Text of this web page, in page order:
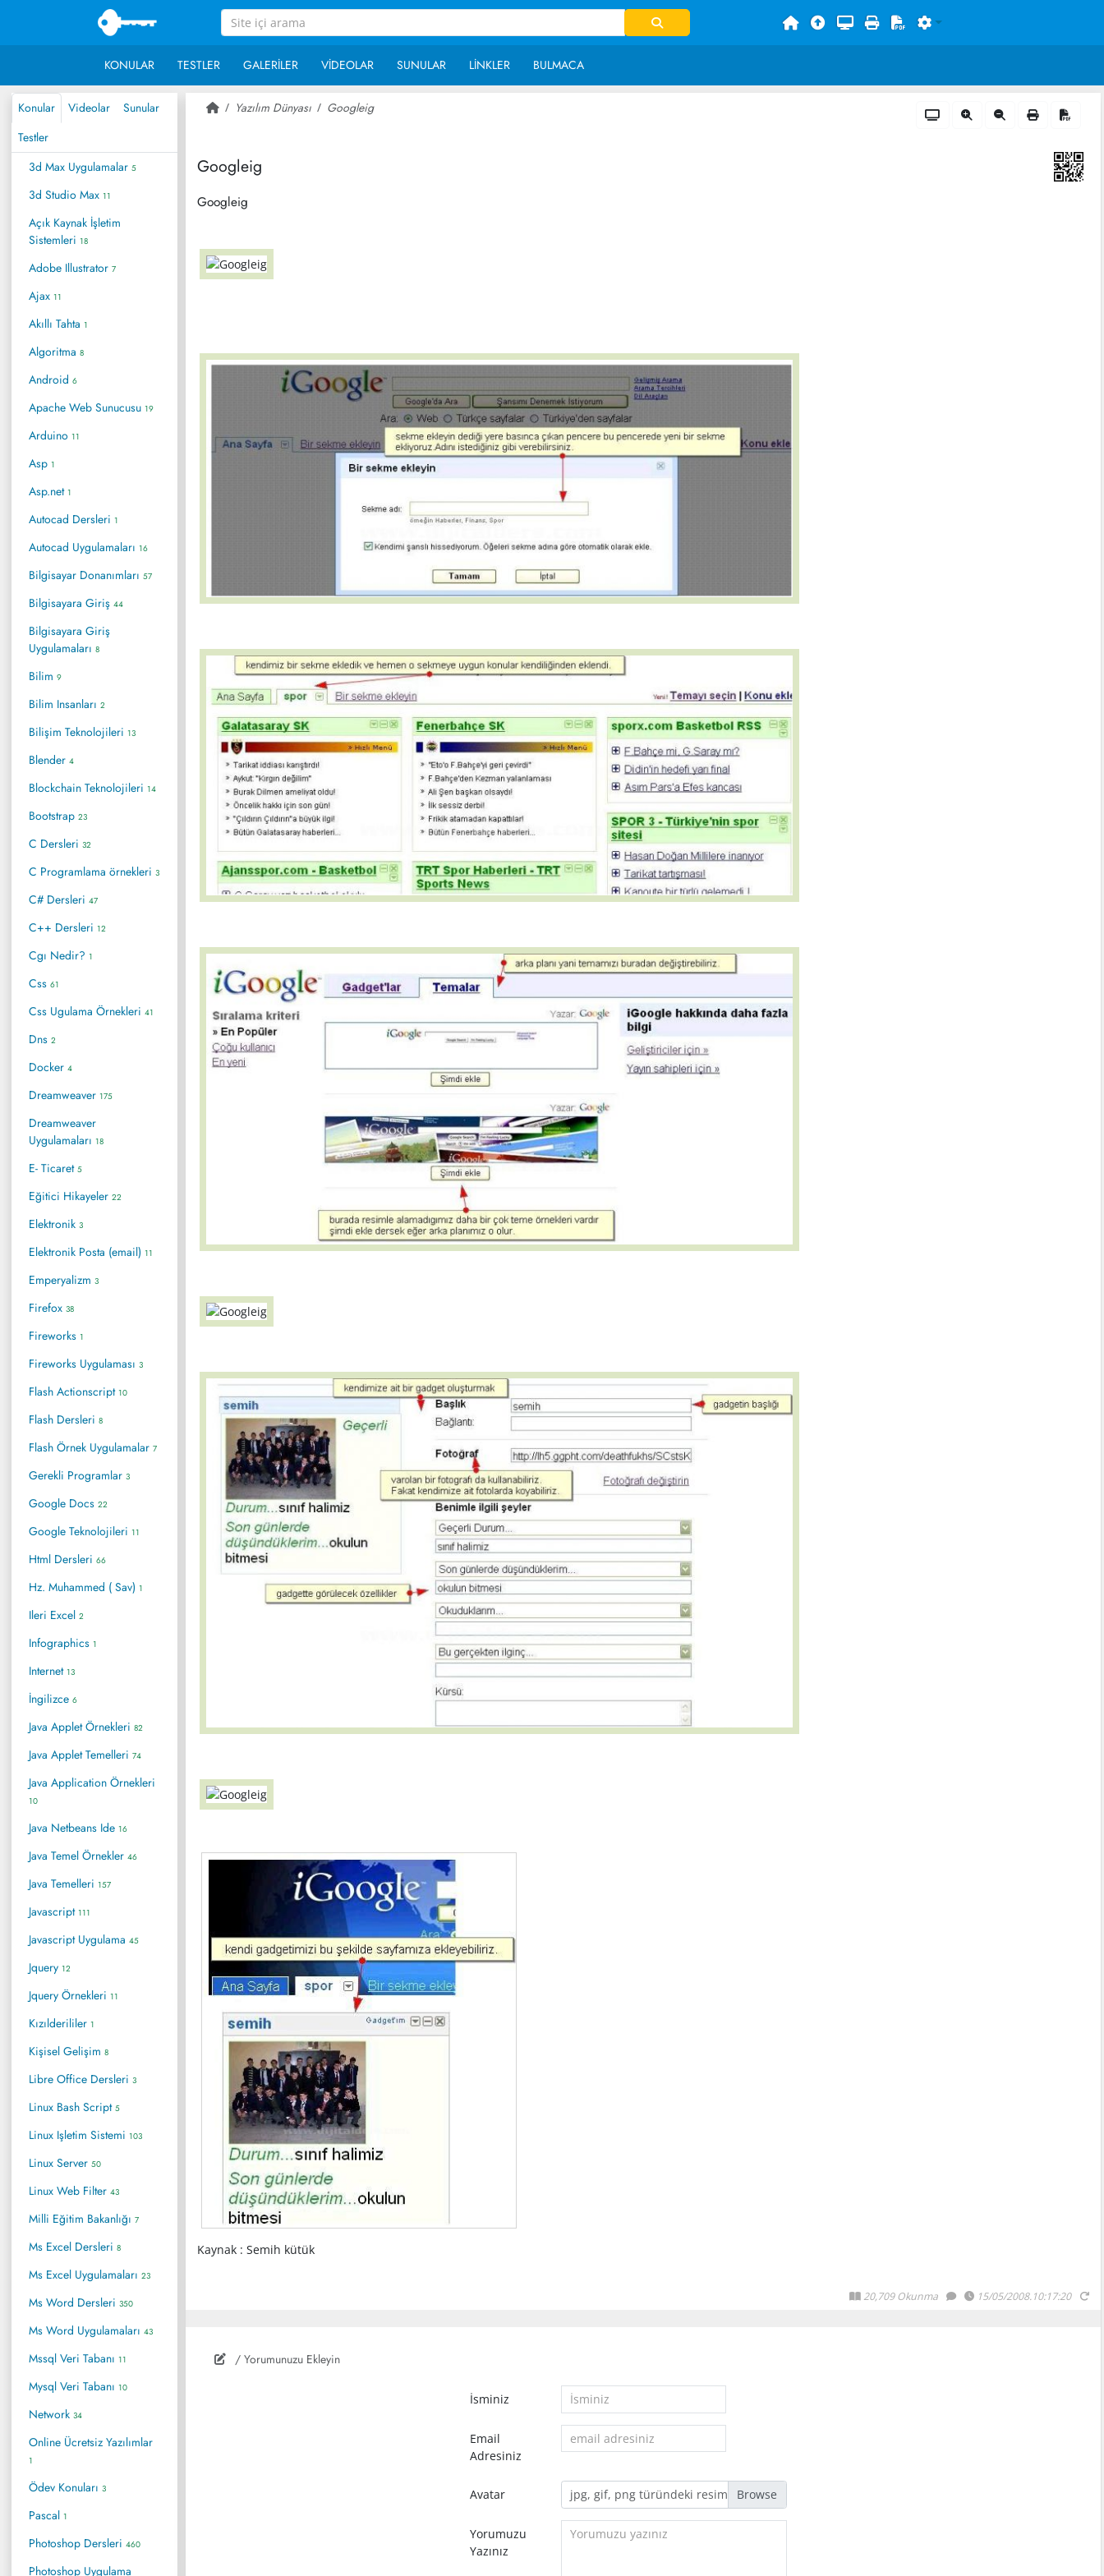
KONULAR TESTLER GALERILER VIDEOLAR SUNULAR LINKLER BULMACA
Konular Videolar
Sunular
Testler
3d Max Uygulamalar 5
3d Studio Max 11
Açık Kaynak İşletim
Sistemleri 18
Adobe Illustrator 7
Ajax 11
Akıllı Tahta 1
Algoritma 8
Android 6
Apache Web Sunucusu 19
Arduino 11
Asp 1
Asp.net 1
Autocad Dersleri 1
Autocad Uygulamaları 16
Bilgisayar Donanımları 57
Bilgisayara Giriş 44
Bilgisayara Giriş
Uygulamaları 8
Bilim 9
Bilim Insanları 2
Bilişim Teknolojileri 13
Blender 4
Blockchain Teknolojileri 14
Bootstrap 23
C Dersleri 32
C Programlama örnekleri 3
C# Dersleri 47
C++ Dersleri 12
Cgı Nedir? 1
Css 61
Css Ugulama Örnekleri 41
Dns 2
Docker 4
Dreamweaver 175
Dreamweaver
Uygulamaları 18
E- Ticaret 5
Eğitici Hikayeler 22
Elektronik 3
Elektronik Posta (email) 11
Emperyalizm 3
Firefox 38
Fireworks 1
Fireworks Uygulaması 3
Flash Actionscript 10
Flash Dersleri 8
Flash Örnek Uygulamalar 7
Gerekli Programlar 3
Google Docs 22
Google Teknolojileri 11
Html Dersleri 66
Hz. Muhammed ( Sav) 1
Ileri Excel 2
Infographics 1
Internet 13
İngilizce 6
Java Applet Örnekleri 82
Java Applet Temelleri 74
Java Application Örnekleri
10
Java Netbeans Ide 16
Java Temel Örnekler 46
Java Temelleri 157
Javascript 111
Javascript Uygulama 45
Jquery 12
Jquery Örnekleri 11
Kızılderililer 1
Kişisel Gelişim 8
Libre Office Dersleri 3
Linux Bash Script 5
Linux Işletim Sistemi 103
Linux Server 50
Linux Web Filter 43
Milli Eğitim Bakanlığı 7
Ms Excel Dersleri 8
Ms Excel Uygulamaları 23
Ms Word Dersleri 350
Ms Word Uygulamaları 43
Mssql Veri Tabanı 11
Mysql Veri Tabanı 10
Network 34
Online Ücretsiz Yazılımlar
1
Ödev Konuları 3
Pascal 1
Photoshop Dersleri 460
Photoshop Uygulama
Yazılım Dünyası Googleig
Googleig
Googleig
Kaynak : Semih kütük
20,709 Okunma 15/05/2008.10:17:20
/ Yorumunuzu Ekleyin
İsminiz
Email
Adresiniz
Avatar jpg, gif, png türündeki resimleri seçmelisiniz
Yorumuzu
Yazınız